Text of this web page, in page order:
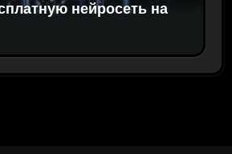
нейросеть на